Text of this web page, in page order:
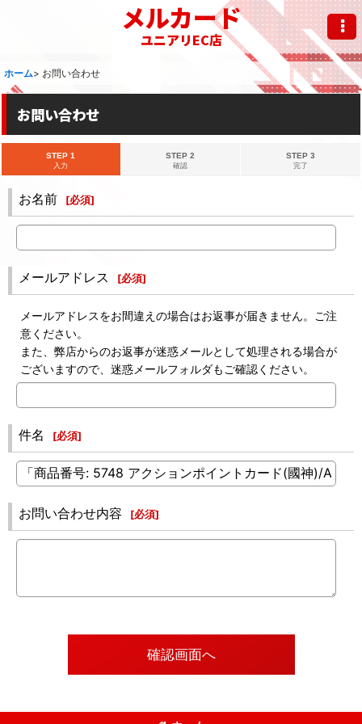
メルカード
ユニアリEC店
ホーム> お問い合わせ
お問い合わせ
STEP 1
入力
STEP 2
確認
STEP 3
完了
お名前 [必須]
メールアドレス [必須]
メールアドレスをお間違えの場合はお返事が届きません。ご注
意ください。
また、弊店からのお返事が迷惑メールとして処理される場合が
ございますので、迷惑メールフォルダもご確認ください。
件名 [必須]
お問い合わせ内容 [必須]
確認画面へ